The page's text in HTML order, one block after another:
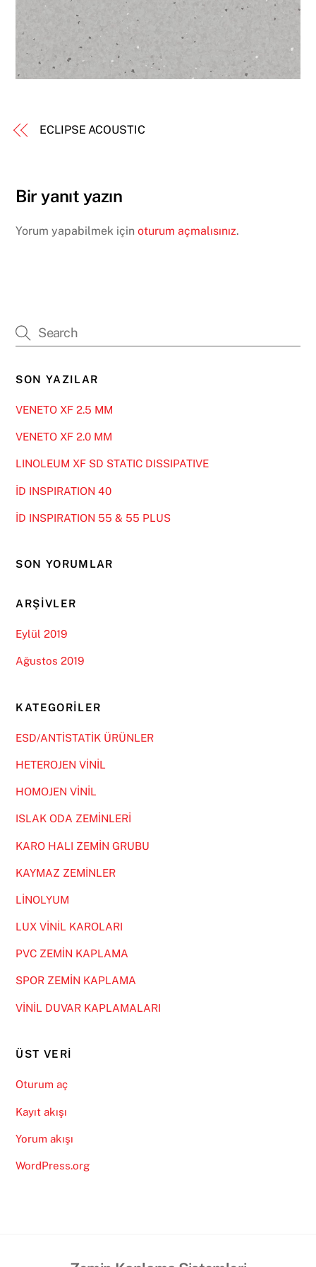
ECLIPSE ACOUSTIC
Bir yanıt yazın
Yorum yapabilmek içinoturum açmalısınız.
SON YAZILAR
VENETO XF 2.5 MM
VENETO XF 2.0 MM
LINOLEUM XF SD STATIC DISSIPATIVE
İD INSPIRATION 40
İD INSPIRATION 55 & 55 PLUS
SON YORUMLAR
ARŞIVLER
Eylül 2019
Ağustos 2019
KATEGORILER
ESD/ANTİSTATİK ÜRÜNLER
HETEROJEN VİNİL
HOMOJEN VİNİL
ISLAK ODA ZEMİNLERİ
KARO HALI ZEMİN GRUBU
KAYMAZ ZEMİNLER
LİNOLYUM
LUX VİNİL KAROLARI
PVC ZEMİN KAPLAMA
SPOR ZEMİN KAPLAMA
VİNİL DUVAR KAPLAMALARI
ÜST VERI
Oturum aç
Kayıt akışı
Yorum akışı
WordPress.org